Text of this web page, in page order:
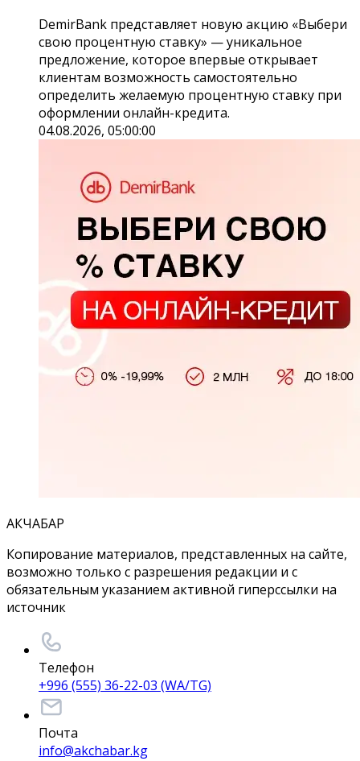
DemirBank представляет новую акцию «Выбери
свою процентную ставку» — уникальное
предложение, которое впервые открывает
клиентам возможность самостоятельно
определить желаемую процентную ставку при
оформлении онлайн-кредита.
04.08.2026, 05:00:00
АКЧАБАР
Копирование материалов, представленных на сайте,
возможно только с разрешения редакции и с
обязательным указанием активной гиперссылки на
источник
Телефон
+996 (555) 36-22-03 (WA/TG)
Почта
info@akchabar.kg